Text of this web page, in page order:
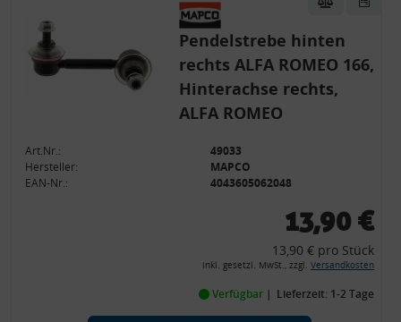
Pendelstrebe hinten
rechts ALFA ROMEO 166,
Hinterachse rechts,
ALFA ROMEO
Art.Nr.:
49033
Hersteller:
MAPCO
EAN-Nr.:
4043605062048
13,90 €
13,90 € pro Stück
inkl. gesetzl. MwSt., zzgl. Versandkosten
Verfügbar Lieferzeit: 1-2 Tage